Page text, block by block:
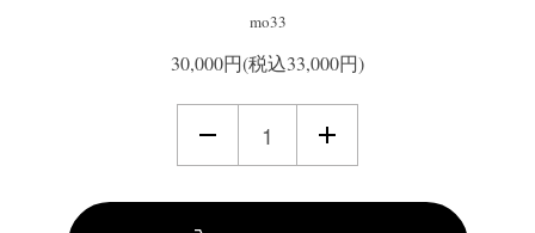
mo33
30,000円(税込33,000円)